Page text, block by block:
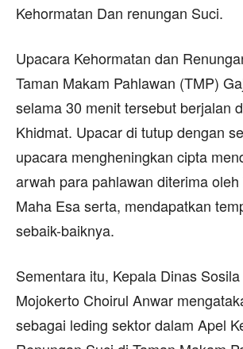
Kehormatan Dan renungan Suci.
Upacara Kehormatan dan
Taman Makam Pahlawan (TMP)
selama 30 menit tersebut berjalan
Khidmat. Upacar di tutup dengan
upacara mengheningkan cipta
arwah para pahlawan diterima oleh
Maha Esa serta, mendapatkan
sebaik-baiknya.
Sementara itu, Kepala Dinas
Mojokerto Choirul Anwar
sebagai leding sektor dalam Apel